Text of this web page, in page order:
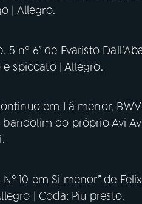
| Allegro.
nº 6” de Evaristo
spiccato | Allegro.
em Lá menor, BWV
do próprio Avi
10 em Si menor” de
| Coda: Piu presto.